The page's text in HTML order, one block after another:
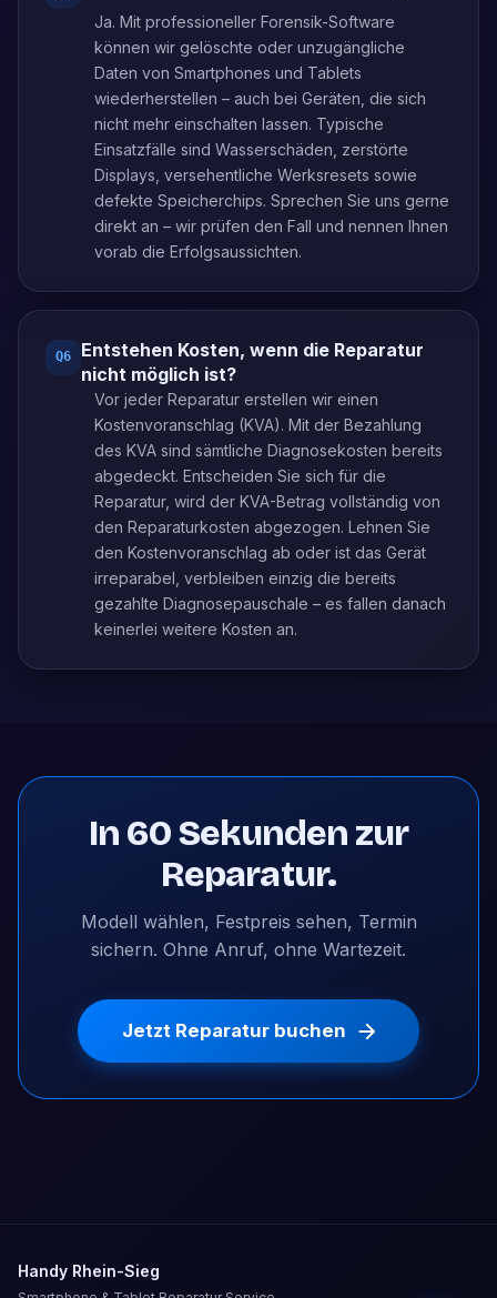
Ja. Mit professioneller Forensik-Software
können wir gelöschte oder unzugängliche
Daten von Smartphones und Tablets
wiederherstellen – auch bei Geräten, die sich
nicht mehr einschalten lassen. Typische
Einsatzfälle sind Wasserschäden, zerstörte
Displays, versehentliche Werksresets sowie
defekte Speicherchips. Sprechen Sie uns gerne
direkt an – wir prüfen den Fall und nennen Ihnen
vorab die Erfolgsaussichten.
Q6
Entstehen Kosten, wenn die Reparatur
nicht möglich ist?
Vor jeder Reparatur erstellen wir einen
Kostenvoranschlag (KVA). Mit der Bezahlung
des KVA sind sämtliche Diagnosekosten bereits
abgedeckt. Entscheiden Sie sich für die
Reparatur, wird der KVA-Betrag vollständig von
den Reparaturkosten abgezogen. Lehnen Sie
den Kostenvoranschlag ab oder ist das Gerät
irreparabel, verbleiben einzig die bereits
gezahlte Diagnosepauschale – es fallen danach
keinerlei weitere Kosten an.
In 60 Sekunden zur
Reparatur.
Modell wählen, Festpreis sehen, Termin
sichern. Ohne Anruf, ohne Wartezeit.
Jetzt Reparatur buchen
Handy Rhein-Sieg